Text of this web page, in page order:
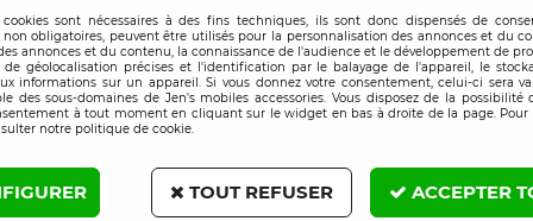
courantes
rapides
GPS, consoles, etc.
encombre
cookies sont nécessaires à des fins techniques, ils sont donc dispensés de
non obligatoires, peuvent être utilisés pour la personnalisation des annonces et du
annonces et du contenu, la connaissance de l'audience et le développement de
de géolocalisation précises et l'identification par le balayage de l'appareil, le
informations sur un appareil. Si vous donnez votre consentement, celui-ci sera
des sous-domaines de Jen's mobiles accessories. Vous disposez de la possibilité
à tout moment en cliquant sur le widget en bas à droite de la page. Pour
notre politique de cookie.
TOUT REFUSER ACCEPTER